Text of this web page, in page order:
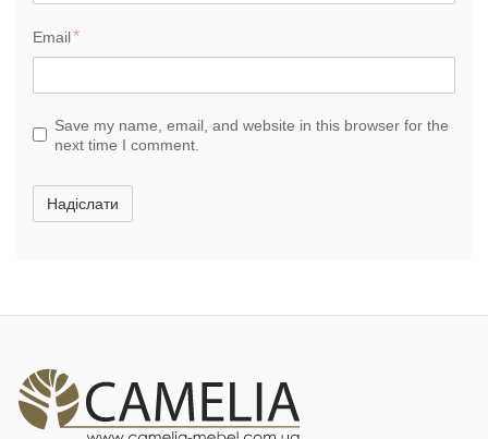
Email
Save my name, email, and website in this browser for the
next time I comment.
Надіслати